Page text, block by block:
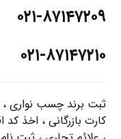
۰۲۱-۸۷۱۴۷۲۰۹
۰۲۱-۸۷۱۴۷۲۱۰
ثبت برند چسب نواری
کارت بازرگانی ، اخذ